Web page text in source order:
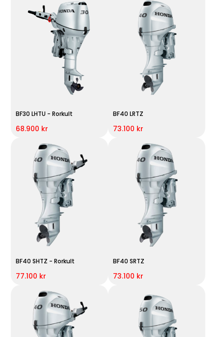
BF30 LHTU - Rorkult
68.900 kr
BF40 LRTZ
73.100 kr
BF40 SHTZ - Rorkult
77.100 kr
BF40 SRTZ
73.100 kr